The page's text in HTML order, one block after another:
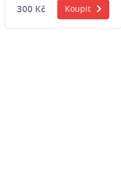
300 Kč Koupit